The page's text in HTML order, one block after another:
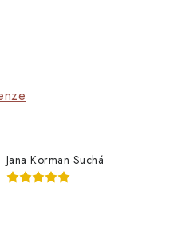
Jana Korman Suchá